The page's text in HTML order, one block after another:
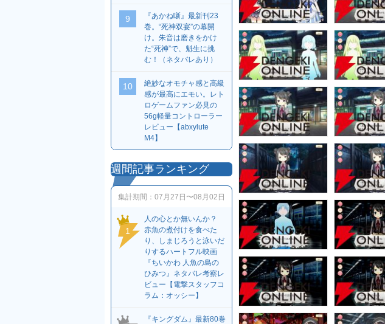
9
『あかね噺』最新刊23
巻。“死神双宴”の幕開
け。朱音は磨きをかけ
た“死神”で、魁生に挑
む！（ネタバレあり）
10
絶妙なオモチャ感と高級
感が最高にエモい。レト
ロゲームファン必見の
56g軽量コントローラー
レビュー【abxylute
M4】
週間記事ランキング
集計期間： 07月27日〜08月02日
1
人の心とか無いんか？
赤魚の煮付けを食べた
り、しまじろうと泳いだ
りするハートフル映画
『ちいかわ 人魚の島の
ひみつ』ネタバレ考察レ
ビュー【電撃スタッフコ
ラム：オッシー】
『キングダム』最新80巻